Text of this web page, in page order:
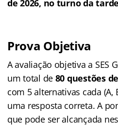
de 2026, no turno da
Prova Objetiva
A avaliação objetiva a SES
um total de 80 questões
com 5 alternativas cada (A,
uma resposta correta. A
que pode ser alcançada